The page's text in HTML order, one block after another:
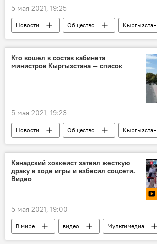
5 мая 2021, 19:25
Новости Общество
Кыргызстан
Прогноз погоды по Кыргызстану
Кто вошел в состав кабинета
министров Кыргызстана — список
5 мая 2021, 19:23
Новости Общество
Кыргызстан
Политика
Проект новой Конституции и референдум
кабинет министров
состав
Канадский хоккеист затеял жесткую
драку в ходе игры и взбесил соцсети.
Видео
5 мая 2021, 19:00
В мире видео
Мультимедиа
Происшествия
хоккей драка